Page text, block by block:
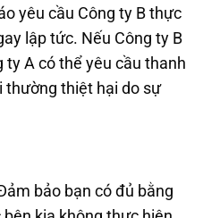
yêu cầu Công ty B thực
lập tức. Nếu Công ty B
ty A có thể yêu cầu thanh
thường thiệt hại do sự
bảo bạn có đủ bằng